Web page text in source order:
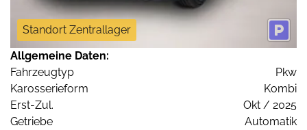
Standort Zentrallager
Allgemeine Daten:
Fahrzeugtyp
Pkw
Karosserieform
Kombi
Erst-Zul.
Okt / 2025
Getriebe
Automatik